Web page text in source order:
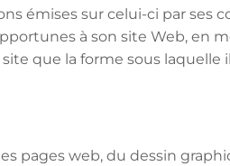
émises sur celui-ci par ses
à son site Web,
que la forme sous laquelle
pages web, du dessin